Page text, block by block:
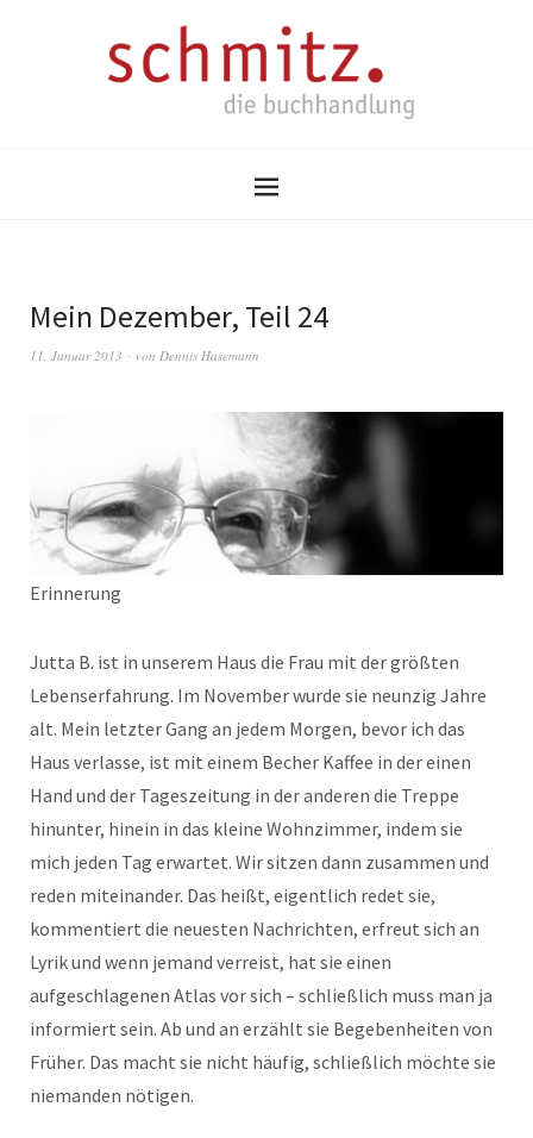
Mein Dezember, Teil 24
11. Januar 2013 von Dennis Hasemann
Erinnerung
Jutta B. ist in unserem Haus die Frau mit der größten
Lebenserfahrung. Im November wurde sie neunzig Jahre
alt. Mein letzter Gang an jedem Morgen, bevor ich das
Haus verlasse, ist mit einem Becher Kaffee in der einen
Hand und der Tageszeitung in der anderen die Treppe
hinunter, hinein in das kleine Wohnzimmer, indem sie
mich jeden Tag erwartet. Wir sitzen dann zusammen und
reden miteinander. Das heißt, eigentlich redet sie,
kommentiert die neuesten Nachrichten, erfreut sich an
Lyrik und wenn jemand verreist, hat sie einen
aufgeschlagenen Atlas vor sich – schließlich muss man ja
informiert sein. Ab und an erzählt sie Begebenheiten von
Früher. Das macht sie nicht häufig, schließlich möchte sie
niemanden nötigen.